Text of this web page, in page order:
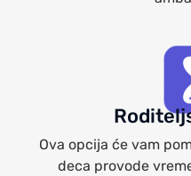
Ova opcija će vam
deca provode